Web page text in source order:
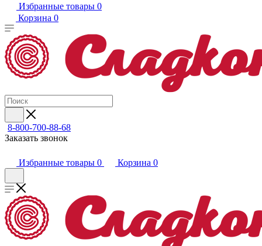
Избранные товары 0
Корзина 0
8-800-700-88-68
Заказать звонок
Избранные товары 0 Корзина 0